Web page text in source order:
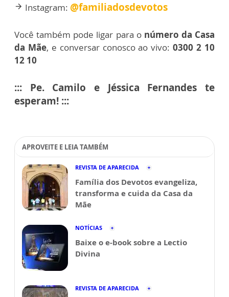
arrow_forward Instagram: @familiadosdevotos
Você também pode ligar para o número da Casa
da Mãe, e conversar conosco ao vivo:0300 2 10
12 10
::: Pe. Camilo e Jéssica Fernandes te
esperam! :::
APROVEITE E LEIA TAMBÉM
REVISTA DE APARECIDA
Família dos Devotos evangeliza,
transforma e cuida da Casa da
Mãe
NOTÍCIAS
Baixe o e-book sobre a Lectio
Divina
REVISTA DE APARECIDA